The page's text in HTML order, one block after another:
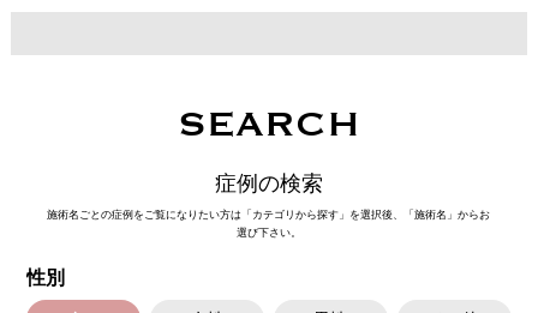
SEARCH
症例の検索
施術名ごとの症例をご覧になりたい方は「カテゴリから探す」を選択後、「施術名」からお
選び下さい。
性別